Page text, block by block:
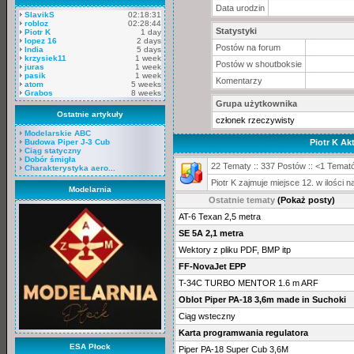
SlavikS
02:18:31
robloz
02:28:44
Piotr K
1 day
lopez 16
2 days
India
5 days
krzysiek11
1 week
juras
1 week
pasik
1 week
atom
5 weeks
Grabos
8 weeks
Ostatnie artykuły
Modelarskie ABC
Budowa Piper J-3 Cub
Ciąg statyczny
Dobór śmigła
Charakterystyka aero...
Modelarnia
ESA Płock
Data urodzin
Statystyki
Postów na forum
Postów w shoutboksie
Komentarzy
Grupa użytkownika
członek rzeczywisty
Piotr K
22 Tematy :: 337 Postów :: <1
Piotr K zajmuje miejsce 12. w ilości
Ostatnie tematy (Pokaż posty)
AT-6 Texan 2,5 metra
SE 5A 2,1 metra
Wektory z pliku PDF, BMP itp
FF-NovaJet EPP
T-34C TURBO MENTOR 1.6 m ARF
Oblot Piper PA-18 3,6m made in Suchoki
Ciąg wsteczny
Karta programwania regulatora
Piper PA-18 Super Cub 3,6M